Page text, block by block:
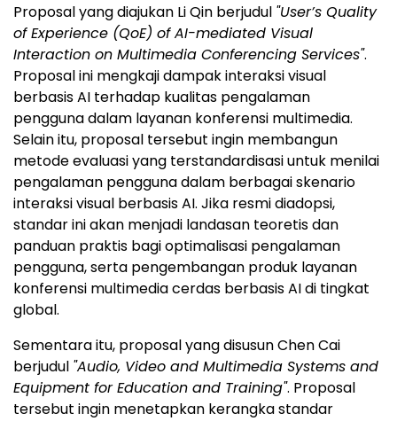
Proposal yang diajukan Li Qin berjudul "User’s Quality
of Experience (QoE) of AI-mediated Visual
Interaction on Multimedia Conferencing Services".
Proposal ini mengkaji dampak interaksi visual
berbasis AI terhadap kualitas pengalaman
pengguna dalam layanan konferensi multimedia.
Selain itu, proposal tersebut ingin membangun
metode evaluasi yang terstandardisasi untuk menilai
pengalaman pengguna dalam berbagai skenario
interaksi visual berbasis AI. Jika resmi diadopsi,
standar ini akan menjadi landasan teoretis dan
panduan praktis bagi optimalisasi pengalaman
pengguna, serta pengembangan produk layanan
konferensi multimedia cerdas berbasis AI di tingkat
global.
Sementara itu, proposal yang disusun Chen Cai
berjudul "Audio, Video and Multimedia Systems and
Equipment for Education and Training". Proposal
tersebut ingin menetapkan kerangka standar